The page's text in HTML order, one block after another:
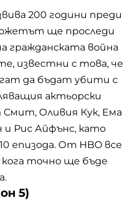
200 години преди
ще проследи
гражданската война
известни с това, че
да бъдат убити с
актьорски
Оливия Кук, Ема
и Рис Айфънс, като
епизода. От HBO все
точно ще бъде
5)